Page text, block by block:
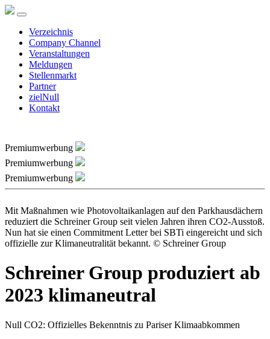
Verzeichnis
Company Channel
Veranstaltungen
Meldungen
Stellenmarkt
Partner
zielNull
Kontakt
Premiumwerbung
Premiumwerbung
Premiumwerbung
Mit Maßnahmen wie Photovoltaikanlagen auf den Parkhausdächern
reduziert die Schreiner Group seit vielen Jahren ihren CO2-Ausstoß.
Nun hat sie einen Commitment Letter bei SBTi eingereicht und sich
offizielle zur Klimaneutralität bekannt. © Schreiner Group
Schreiner Group produziert ab
2023 klimaneutral
Null CO2: Offizielles Bekenntnis zu Pariser Klimaabkommen